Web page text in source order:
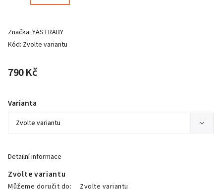
Kód: Zvolte variantu
Značka:YASTRABY
790 Kč
Zvolte variantu
Můžeme doručit do: Zvolte variantu
Varianta
Detailní informace